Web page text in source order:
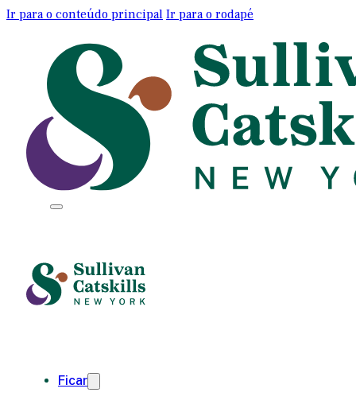
Ir para o conteúdo principal Ir para o rodapé
Ficar